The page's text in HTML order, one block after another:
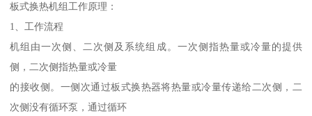
板式换热机组工作原理：
1、工作流程
机组由一次侧、二次侧及系统组成。一次侧指热量或冷量的提供
侧，二次侧指热量或冷量
的接收侧。一侧次通过板式换热器将热量或冷量传递给二次侧，二
次侧没有循环泵，通过循环